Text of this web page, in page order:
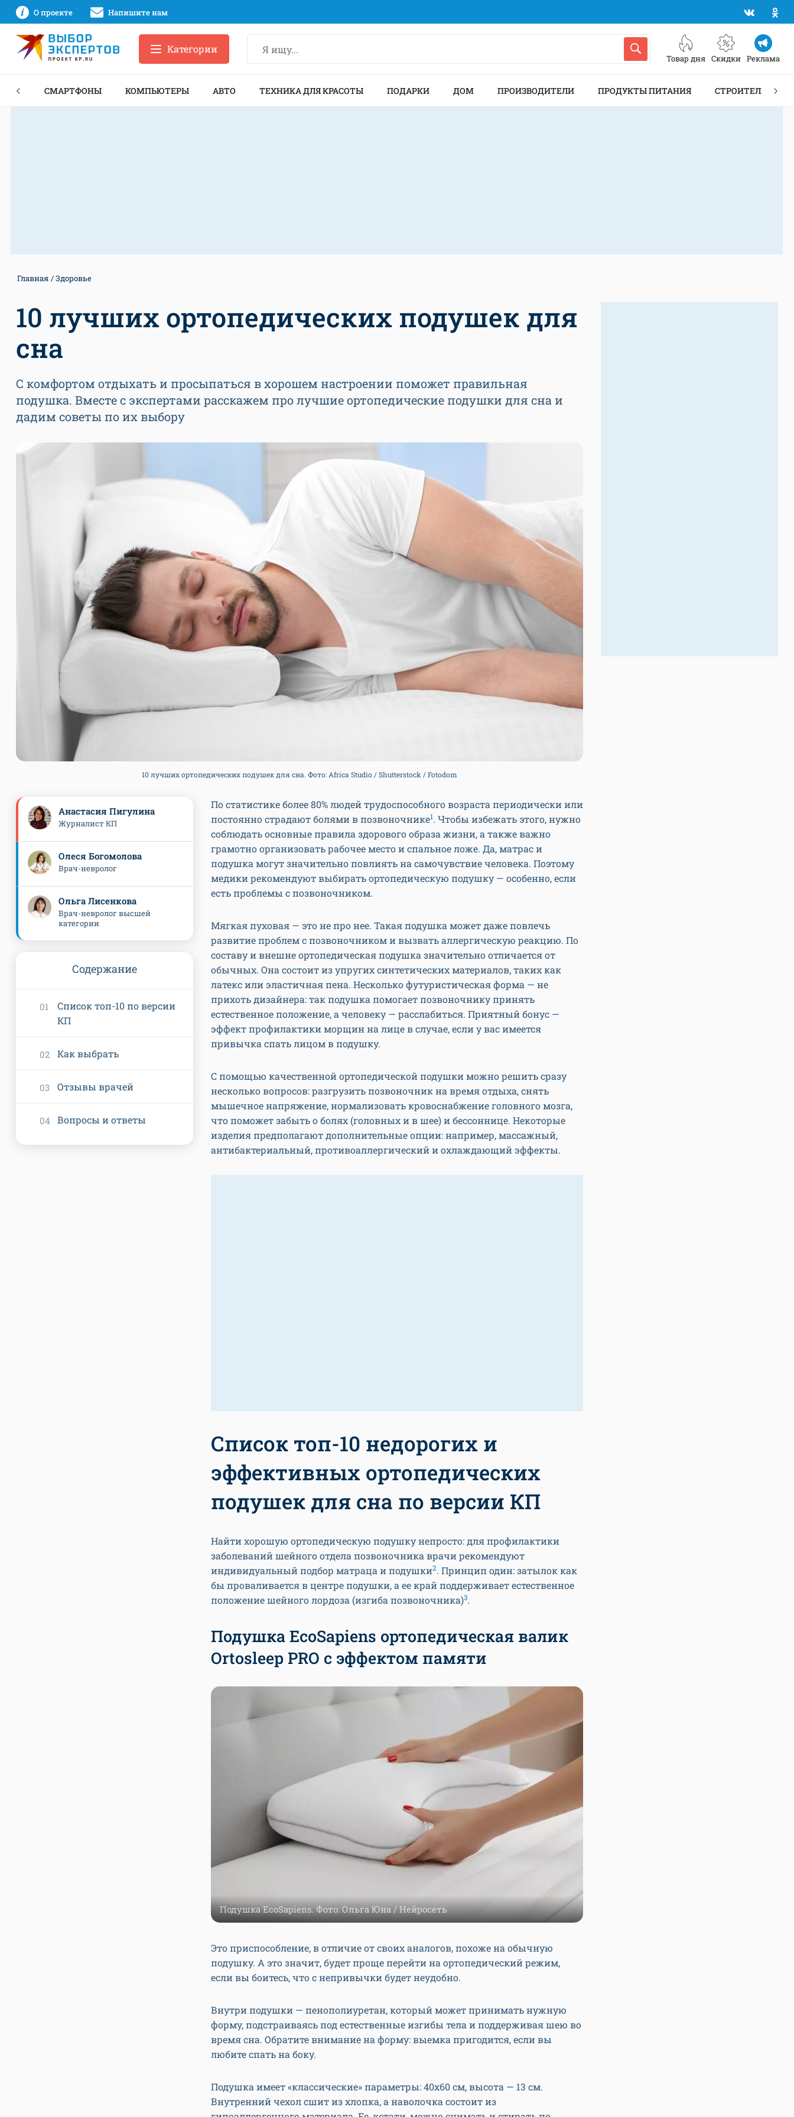
О проекте Напишите нам
Товар дня Скидки Реклама
Категории
СМАРТФОНЫ КОМПЬЮТЕРЫ АВТО ТЕХНИКА ДЛЯ КРАСОТЫ ПОДАРКИ ДОМ ПРОИЗВОДИТЕЛИ ПРОДУКТЫ ПИТАНИЯ СТРОИТЕЛЬСТВО
Главная Здоровье
10 лучших ортопедических подушек для
сна
С комфортом отдыхать и просыпаться в хорошем настроении поможет правильная
подушка. Вместе с экспертами расскажем про лучшие ортопедические подушки для сна и
дадим советы по их выбору
10 лучших ортопедических подушек для сна. Фото: Africa Studio / Shutterstock / Fotodom
По статистике более 80% людей трудоспособного возраста периодически или
постоянно страдают болями в позвоночнике1. Чтобы избежать этого, нужно
соблюдать основные правила здорового образа жизни, а также важно
грамотно организовать рабочее место и спальное ложе. Да, матрас и
подушка могут значительно повлиять на самочувствие человека. Поэтому
медики рекомендуют выбирать ортопедическую подушку — особенно, если
есть проблемы с позвоночником.
Мягкая пуховая — это не про нее. Такая подушка может даже повлечь
развитие проблем с позвоночником и вызвать аллергическую реакцию. По
составу и внешне ортопедическая подушка значительно отличается от
обычных. Она состоит из упругих синтетических материалов, таких как
латекс или эластичная пена. Несколько футуристическая форма — не
прихоть дизайнера: так подушка помогает позвоночнику принять
естественное положение, а человеку — расслабиться. Приятный бонус —
эффект профилактики морщин на лице в случае, если у вас имеется
привычка спать лицом в подушку.
С помощью качественной ортопедической подушки можно решить сразу
несколько вопросов: разгрузить позвоночник на время отдыха, снять
мышечное напряжение, нормализовать кровоснабжение головного мозга,
что поможет забыть о болях (головных и в шее) и бессоннице. Некоторые
изделия предполагают дополнительные опции: например, массажный,
антибактериальный, противоаллергический и охлаждающий эффекты.
Список топ-10 недорогих и
эффективных ортопедических
подушек для сна по версии КП
Найти хорошую ортопедическую подушку непросто: для профилактики
заболеваний шейного отдела позвоночника врачи рекомендуют
индивидуальный подбор матраца и подушки2. Принцип один: затылок как
бы проваливается в центре подушки, а ее край поддерживает естественное
положение шейного лордоза (изгиба позвоночника)3.
Подушка EcoSapiens ортопедическая валик
Ortosleep PRO с эффектом памяти
Подушка EcoSapiens. Фото: Ольга Юна / Нейросеть
Это приспособление, в отличие от своих аналогов, похоже на обычную
подушку. А это значит, будет проще перейти на ортопедический режим,
если вы боитесь, что с непривычки будет неудобно.
Внутри подушки — пенополиуретан, который может принимать нужную
форму, подстраиваясь под естественные изгибы тела и поддерживая шею во
время сна. Обратите внимание на форму: выемка пригодится, если вы
любите спать на боку.
Подушка имеет «классические» параметры: 40х60 см, высота — 13 см.
Внутренний чехол сшит из хлопка, а наволочка состоит из
Анастасия Пигулина
Журналист КП
Олеся Богомолова
Врач-невролог
Ольга Лисенкова
Врач-невролог высшей
категории
Содержание
Список топ-10 по версии
КП
Как выбрать
Отзывы врачей
Вопросы и ответы